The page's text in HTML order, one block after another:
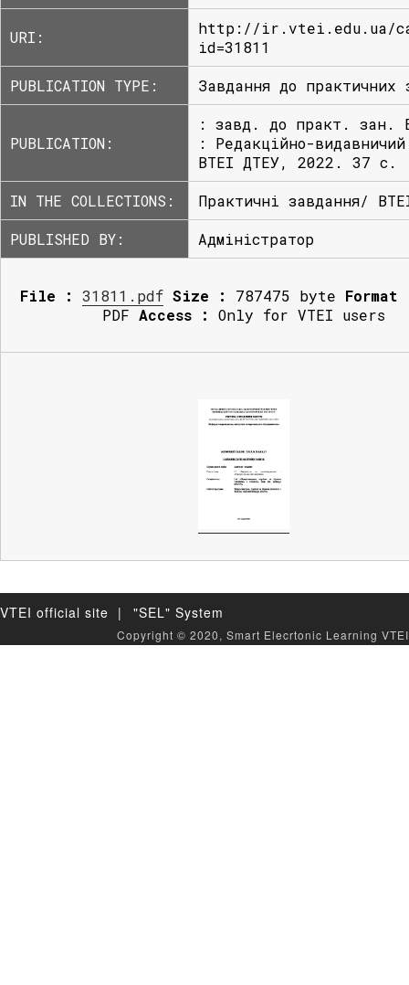
URI:
http://ir.vtei.edu.ua/
id=31811
PUBLICATION TYPE:
Завдання до практичних
PUBLICATION:
: завд. до практ. зан.
: Редакційно-
ВТЕІ ДТЕУ, 2022. 37 с.
IN THE COLLECTIONS:
Практичні завдання/
PUBLISHED BY:
Адміністратор
File : 31811.pdf Size : 787475 byte Format
PDF Access : Only for VTEI users
VTEI official site | "SEL" System
Copyright © 2020, Smart Elecrtonic Learning VTEI